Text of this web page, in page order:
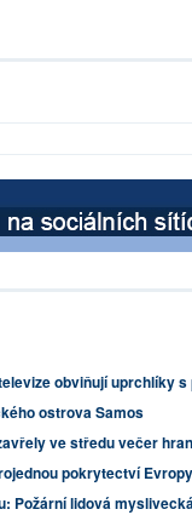
obviňují uprchlíky s
ostrova Samos
ve středu večer
pokrytectví
Požární lidová